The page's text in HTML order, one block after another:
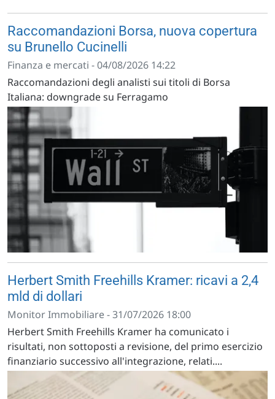
Raccomandazioni Borsa, nuova copertura
su Brunello Cucinelli
Finanza e mercati - 04/08/2026 14:22
Raccomandazioni degli analisti sui titoli di Borsa
Italiana: downgrade su Ferragamo
Herbert Smith Freehills Kramer: ricavi a 2,4
mld di dollari
Monitor Immobiliare - 31/07/2026 18:00
Herbert Smith Freehills Kramer ha comunicato i
risultati, non sottoposti a revisione, del primo esercizio
finanziario successivo all'integrazione, relati....